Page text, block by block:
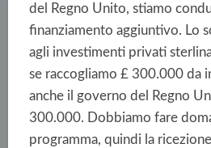
del Regno Unito, stiamo
finanziamento aggiuntivo. Lo
agli investimenti privati
se raccogliamo £ 300.000 da
anche il governo del Regno
300.000. Dobbiamo fare
programma, quindi la